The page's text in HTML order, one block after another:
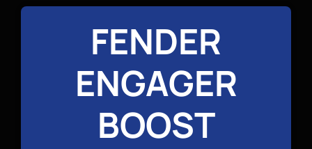
FENDER
ENGAGER
BOOST